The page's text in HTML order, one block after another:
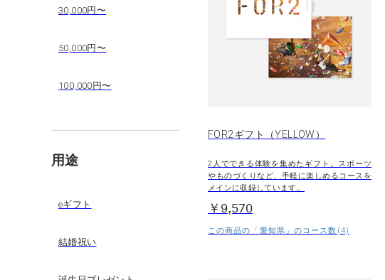
30,000円〜
50,000円〜
100,000円〜
用途
eギフト
結婚祝い
FOR2ギフト（YELLOW）
2人でできる体験を集めたギフト。スポーツ
やものづくりなど、手軽に楽しめるコースを
メインに収録しています。
￥9,570
この商品の「愛知県」のコース数(4)